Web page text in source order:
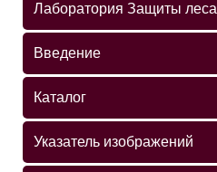
Лаборатория Защиты леса
Введение
Каталог
Указатель изображений